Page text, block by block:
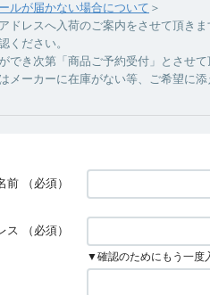
ルが届かない場合について ＞
ドレスへ入荷のご案内をさせて頂き
ください。
でき次第「商品ご予約受付」とさせて
メーカーに在庫がない等、ご希望に
前 （必須）
ス （必須）
▼確認のためにもう一度